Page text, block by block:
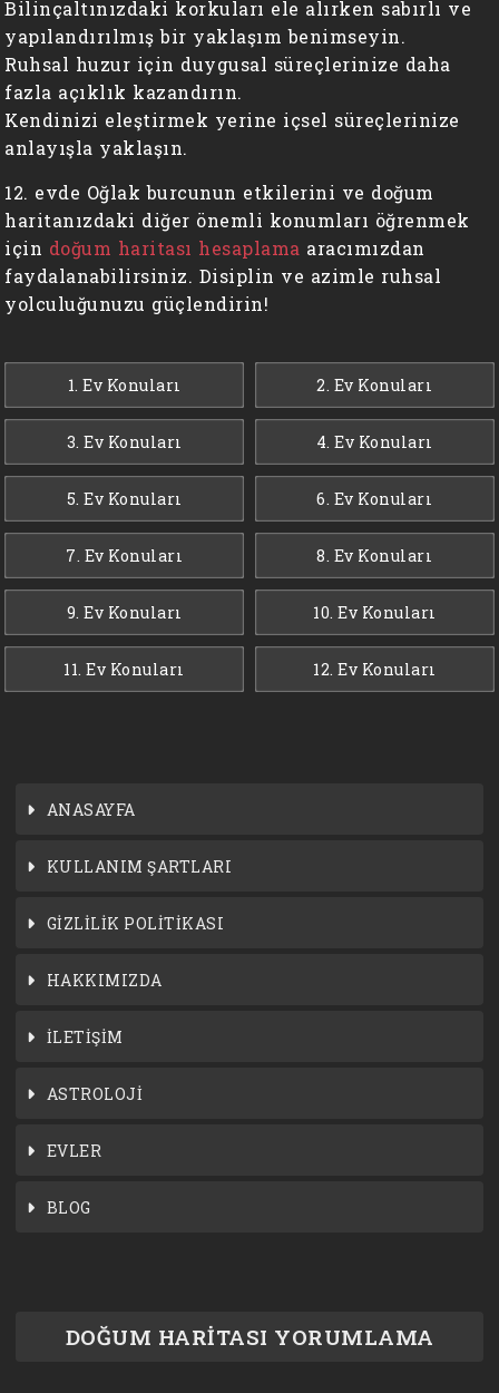
Bilinçaltınızdaki korkuları ele alırken sabırlı ve
yapılandırılmış bir yaklaşım benimseyin.
Ruhsal huzur için duygusal süreçlerinize daha
fazla açıklık kazandırın.
Kendinizi eleştirmek yerine içsel süreçlerinize
anlayışla yaklaşın.
12. evde Oğlak burcunun etkilerini ve doğum
haritanızdaki diğer önemli konumları öğrenmek
için doğum haritası hesaplama aracımızdan
faydalanabilirsiniz. Disiplin ve azimle ruhsal
yolculuğunuzu güçlendirin!
1. Ev Konuları 2. Ev Konuları
3. Ev Konuları 4. Ev Konuları
5. Ev Konuları 6. Ev Konuları
7. Ev Konuları 8. Ev Konuları
9. Ev Konuları 10. Ev Konuları
11. Ev Konuları 12. Ev Konuları
ANASAYFA
KULLANIM ŞARTLARI
GİZLİLİK POLİTİKASI
HAKKIMIZDA
İLETİŞİM
ASTROLOJİ
EVLER
BLOG
DOĞUM HARİTASI YORUMLAMA